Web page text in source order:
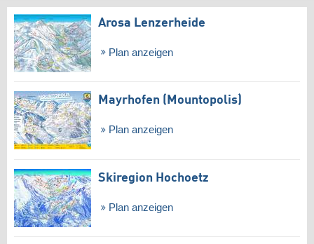
Arosa Lenzerheide
Plan anzeigen
Mayrhofen (Mountopolis)
Plan anzeigen
Skiregion Hochoetz
Plan anzeigen